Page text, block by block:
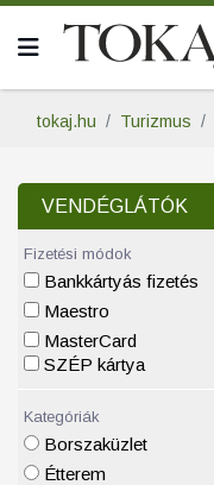
tokaj.hu Turizmus
VENDÉGLÁTÓK
Fizetési módok
Bankkártyás fizetés
Maestro
MasterCard
SZÉP kártya
Kategóriák
Borszaküzlet
Étterem